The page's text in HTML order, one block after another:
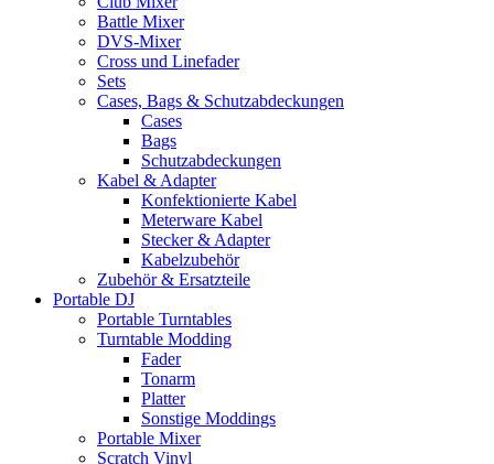
Battle Mixer
DVS-Mixer
Cross und Linefader
Sets
Cases, Bags & Schutzabdeckungen
Cases
Bags
Schutzabdeckungen
Kabel & Adapter
Konfektionierte Kabel
Meterware Kabel
Stecker & Adapter
Kabelzubehör
Zubehör & Ersatzteile
Portable DJ
Portable Turntables
Turntable Modding
Fader
Tonarm
Platter
Sonstige Moddings
Portable Mixer
Scratch Vinyl